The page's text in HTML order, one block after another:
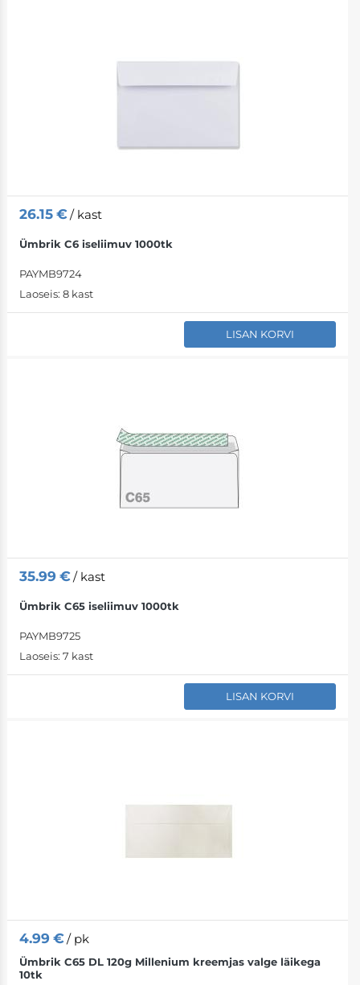
26.15 €/ kast
Ümbrik C6 iseliimuv 1000tk
PAYMB9724
Laoseis: 8 kast
LISAN KORVI
35.99 €/ kast
Ümbrik C65 iseliimuv 1000tk
PAYMB9725
Laoseis: 7 kast
LISAN KORVI
4.99 €/ pk
Ümbrik C65 DL 120g Millenium kreemjas valge läikega
10tk